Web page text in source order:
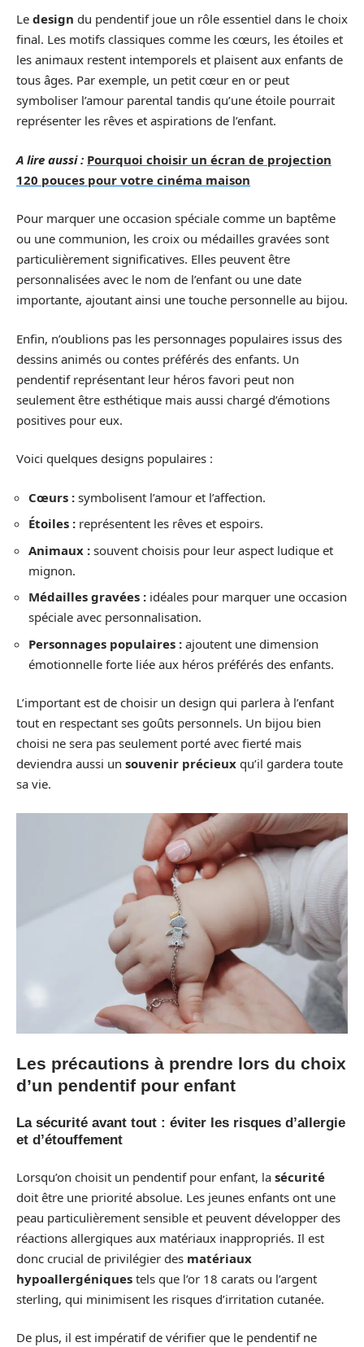
Le design du pendentif joue un rôle essentiel dans le choix
final. Les motifs classiques comme les cœurs, les étoiles et
les animaux restent intemporels et plaisent aux enfants de
tous âges. Par exemple, un petit cœur en or peut
symboliser l’amour parental tandis qu’une étoile pourrait
représenter les rêves et aspirations de l’enfant.
A lire aussi : Pourquoi choisir un écran de projection
120 pouces pour votre cinéma maison
Pour marquer une occasion spéciale comme un baptême
ou une communion, les croix ou médailles gravées sont
particulièrement significatives. Elles peuvent être
personnalisées avec le nom de l’enfant ou une date
importante, ajoutant ainsi une touche personnelle au bijou.
Enfin, n’oublions pas les personnages populaires issus des
dessins animés ou contes préférés des enfants. Un
pendentif représentant leur héros favori peut non
seulement être esthétique mais aussi chargé d’émotions
positives pour eux.
Voici quelques designs populaires :
Cœurs : symbolisent l’amour et l’affection.
Étoiles : représentent les rêves et espoirs.
Animaux : souvent choisis pour leur aspect ludique et
mignon.
Médailles gravées : idéales pour marquer une occasion
spéciale avec personnalisation.
Personnages populaires : ajoutent une dimension
émotionnelle forte liée aux héros préférés des enfants.
L’important est de choisir un design qui parlera à l’enfant
tout en respectant ses goûts personnels. Un bijou bien
choisi ne sera pas seulement porté avec fierté mais
deviendra aussi un souvenir précieux qu’il gardera toute
sa vie.
Les précautions à prendre lors du choix
d’un pendentif pour enfant
La sécurité avant tout : éviter les risques d’allergie
et d’étouffement
Lorsqu’on choisit un pendentif pour enfant, la sécurité
doit être une priorité absolue. Les jeunes enfants ont une
peau particulièrement sensible et peuvent développer des
réactions allergiques aux matériaux inappropriés. Il est
donc crucial de privilégier des matériaux
hypoallergéniques tels que l’or 18 carats ou l’argent
sterling, qui minimisent les risques d’irritation cutanée.
De plus, il est impératif de vérifier que le pendentif ne